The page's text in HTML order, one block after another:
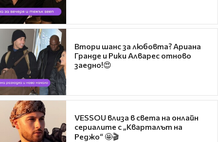
Втори шанс за любовта? Ариана
Гранде и Рики Алварес отново
заедно!😍
VESSOU влиза в света на онлайн
сериалите с „Кварталът на
Реджо“ 🤩🎬